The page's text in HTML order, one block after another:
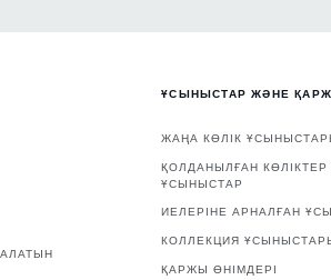
ҰСЫНЫСТАР ЖӘНЕ
ЖАҢА КӨЛІК
ҚОЛДАНЫЛҒАН
ҰСЫНЫСТАР
ИЕЛЕРІНЕ АРНАЛҒАН
КОЛЛЕКЦИЯ
ҚАРЖЫ ӨНІМДЕРІ